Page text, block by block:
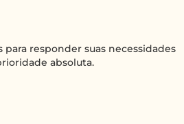
para responder suas necessidades
absoluta.